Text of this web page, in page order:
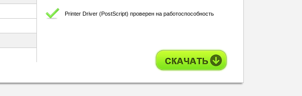
Printer Driver (PostScript) проверен на работоспособность